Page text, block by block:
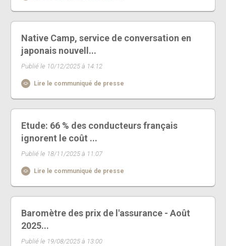
Native Camp, service de conversation en
japonais nouvell...
Publié le 10/12/2025 à 14:12
Lire le communiqué de presse
Etude: 66 % des conducteurs français
ignorent le coût ...
Publié le 18/11/2025 à 11:07
Lire le communiqué de presse
Baromètre des prix de l'assurance - Août
2025...
Publié le 19/08/2025 à 13:00